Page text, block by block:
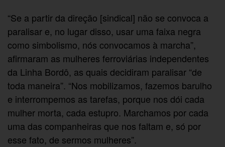
“Se a partir da direção [sindical] não se convoca a
paralisar e, no lugar disso, usar uma faixa negra
como simbolismo, nós convocamos à marcha”,
afirmaram as mulheres ferroviárias independentes
da Linha Bordô, as quais decidiram paralisar “de
toda maneira”. “Nos mobilizamos, fazemos barulho
e interrompemos as tarefas, porque nos dói cada
mulher morta, cada estupro. Marchamos por cada
uma das companheiras que nos faltam e, só por
esse fato, de sermos mulheres”.